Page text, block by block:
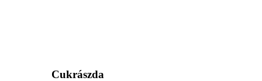
Cukrászda